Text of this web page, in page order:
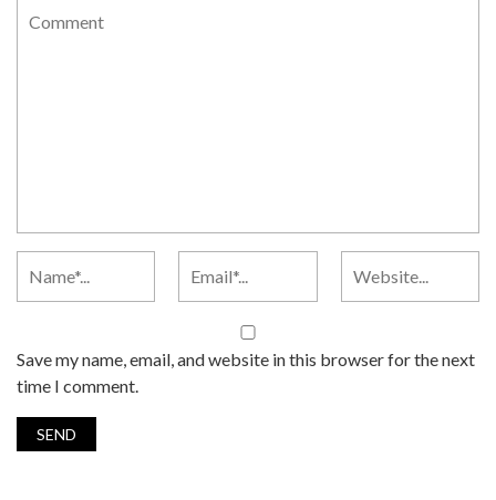
Save my name, email, and website in this browser for the next
time I comment.